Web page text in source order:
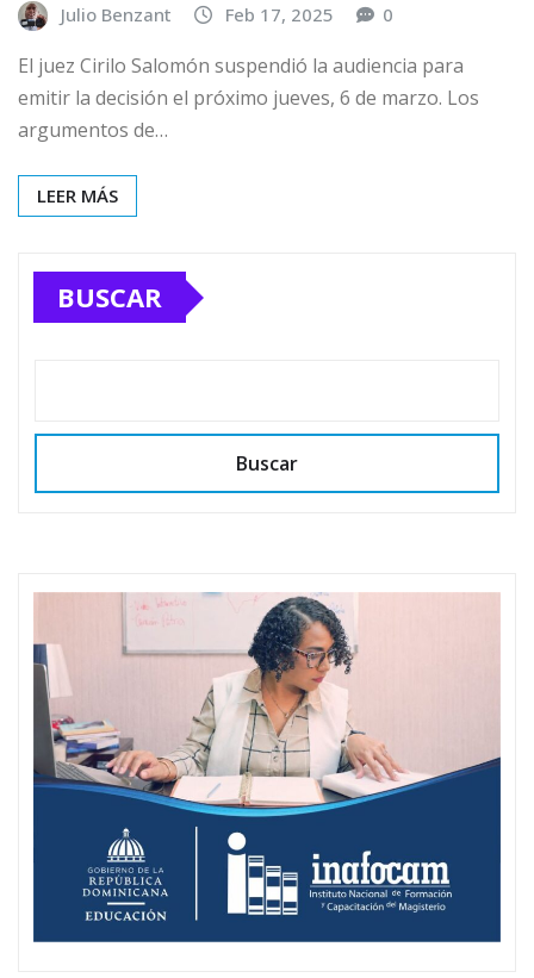
Julio Benzant Feb 17, 2025 0
El juez Cirilo Salomón suspendió la audiencia para
emitir la decisión el próximo jueves, 6 de marzo. Los
argumentos de…
LEER MÁS
BUSCAR
Buscar